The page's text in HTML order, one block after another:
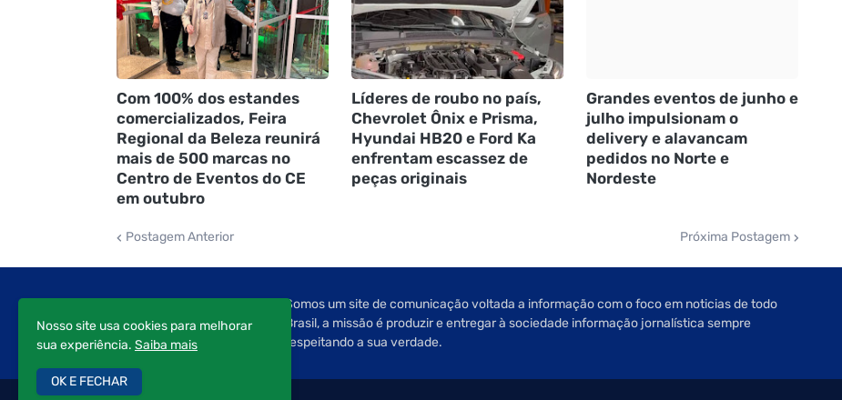
Com 100% dos estandes
comercializados, Feira
Regional da Beleza reunirá
mais de 500 marcas no
Centro de Eventos do CE
em outubro
Líderes de roubo no país,
Chevrolet Ônix e Prisma,
Hyundai HB20 e Ford Ka
enfrentam escassez de
peças originais
Grandes eventos de junho e
julho impulsionam o
delivery e alavancam
pedidos no Norte e
Nordeste
Postagem Anterior Próxima Postagem
Somos um site de comunicação voltada a informação com o foco em noticias de todo
Brasil, a missão é produzir e entregar à sociedade informação jornalística sempre
respeitando a sua verdade.
Nosso site usa cookies para melhorar
sua experiência. Saiba mais
OK E FECHAR